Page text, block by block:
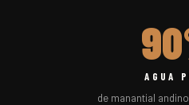
AGUA
de manantial